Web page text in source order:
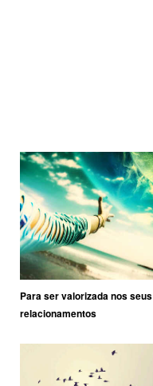
Para ser valorizada nos seus
relacionamentos